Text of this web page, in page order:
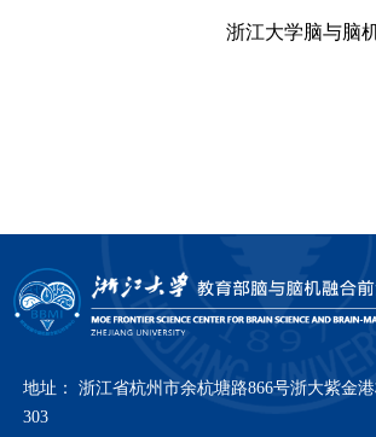
浙江大学脑与脑
地址： 浙江省杭州市余杭塘路866号浙大紫金
303